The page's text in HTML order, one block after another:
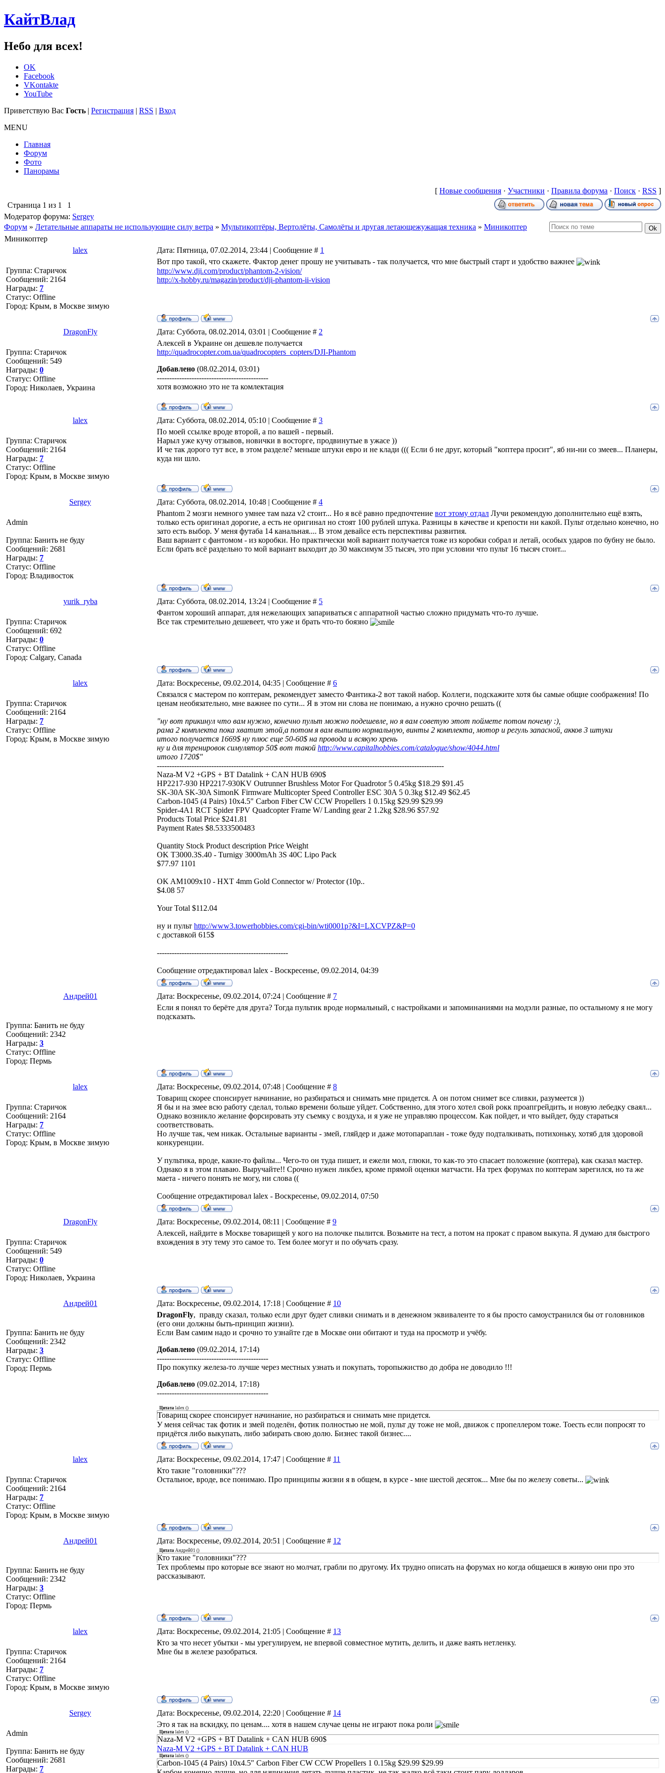
КайтВлад
Небо для всех!
OK
Facebook
VKontakte
YouTube
Приветствую Вас Гость | Регистрация | RSS | Вход
MENU
Главная
Форум
Фото
Панорамы
[ Новые сообщения · Участники · Правила форума · Поиск · RSS ]
Страница 1 из 1
1
Модератор форума: Sergey
Форум » Летательные аппараты не использующие силу ветра » Мультикоптёры, Вертолёты, Самолёты и другая летающежужащая техника » Миникоптер
Миникоптер
lalex
Дата: Пятница, 07.02.2014, 23:44 | Сообщение # 1
Группа: Старичок
Сообщений: 2164
Награды: 7
Статус: Offline
Город: Крым, в Москве зимую
Вот про такой, что скажете. Фактор денег прошу не учитывать - так получается, что мне быстрый старт и удобство важнее
http://www.dji.com/product/phantom-2-vision/
http://x-hobby.ru/magazin/product/dji-phantom-ii-vision
DragonFly Дата: Суббота, 08.02.2014, 03:01 | Сообщение # 2
Группа: Старичок
Сообщений: 549
Награды: 0
Статус: Offline
Город: Николаев, Украина
Алексей в Украине он дешевле получается
http://quadrocopter.com.ua/quadrocopters_copters/DJI-Phantom
Добавлено (08.02.2014, 03:01)
---------------------------------------------
хотя возможно это не та комлектация
lalex Дата: Суббота, 08.02.2014, 05:10 | Сообщение # 3
Группа: Старичок
Сообщений: 2164
Награды: 7
Статус: Offline
Город: Крым, в Москве зимую
По моей ссылке вроде второй, а по вашей - первый.
Нарыл уже кучу отзывов, новички в восторге, продвинутые в ужасе ))
И че так дорого тут все, в этом разделе? меньше штуки евро и не клади ((( Если б не друг, который "коптера просит", яб ни-ни со змеев... Планеры,
куда ни шло.
Sergey Дата: Суббота, 08.02.2014, 10:48 | Сообщение # 4
Admin
Группа: Банить не буду
Сообщений: 2681
Награды: 7
Статус: Offline
Город: Владивосток
Phantom 2 мозги немного умнее там naza v2 стоит... Но я всё равно предпочтение вот этому отдал Лучи рекомендую дополнительно ещё взять,
только есть оригинал дорогие, а есть не оригинал но стоят 100 рублей штука. Разницы в качестве и крепости ни какой. Пульт отдельно конечно, но
зато есть выбор. У меня футаба 14 канальная.... В этом девайсе есть перспективы развития.
Ваш вариант с фантомом - из коробки. Но практически мой вариант получается тоже из коробки собрал и летай, особых ударов по бубну не было.
Если брать всё раздельно то мой вариант выходит до 30 максимум 35 тысяч, это при условии что пульт 16 тысяч стоит...
yurik_ryba Дата: Суббота, 08.02.2014, 13:24 | Сообщение # 5
Группа: Старичок
Сообщений: 692
Награды: 0
Статус: Offline
Город: Calgary, Canada
Фантом хороший аппарат, для нежелающих запариваться с аппаратной частью сложно придумать что-то лучше.
Все так стремительно дешевеет, что уже и брать что-то боязно
lalex Дата: Воскресенье, 09.02.2014, 04:35 | Сообщение # 6
Группа: Старичок
Сообщений: 2164
Награды: 7
Статус: Offline
Город: Крым, в Москве зимую
Связался с мастером по коптерам, рекомендует заместо Фантика-2 вот такой набор. Коллеги, подскажите хотя бы самые общие соображения! По
ценам необязательно, мне важнее по сути... Я в этом ни слова не понимаю, а нужно срочно решать ((
"ну вот прикинул что вам нужно, конечно пульт можно подешевле, но я вам советую этот поймете потом почему :),
рама 2 комплекта пока хватит этой,а потом я вам выпилю нормальную, винты 2 комплекта, мотор и регуль запасной, акков 3 штуки
итого получается 1669$ ну плюс еще 50-60$ на провода и всякую хрень
ну и для тренировок симулятор 50$ вот такой http://www.capitalhobbies.com/catalogue/show/4044.html
итого 1720$"
--------------------------------------------------------------------------------------------------------------------
Naza-M V2 +GPS + BT Datalink + CAN HUB 690$
HP2217-930 HP2217-930KV Outrunner Brushless Motor For Quadrotor 5 0.45kg $18.29 $91.45
SK-30A SK-30A SimonK Firmware Multicopter Speed Controller ESC 30A 5 0.3kg $12.49 $62.45
Carbon-1045 (4 Pairs) 10x4.5" Carbon Fiber CW CCW Propellers 1 0.15kg $29.99 $29.99
Spider-4A1 RCT Spider FPV Quadcopter Frame W/ Landing gear 2 1.2kg $28.96 $57.92
Products Total Price $241.81
Payment Rates $8.5333500483
Quantity Stock Product description Price Weight
OK T3000.3S.40 - Turnigy 3000mAh 3S 40C Lipo Pack
$77.97 1101
OK AM1009x10 - HXT 4mm Gold Connector w/ Protector (10p..
$4.08 57
Your Total $112.04
ну и пульт http://www3.towerhobbies.com/cgi-bin/wti0001p?&I=LXCVPZ&P=0
с доставкой 615$
-----------------------------------------------------
Сообщение отредактировал lalex - Воскресенье, 09.02.2014, 04:39
Андрей01 Дата: Воскресенье, 09.02.2014, 07:24 | Сообщение # 7
Группа: Банить не буду
Сообщений: 2342
Награды: 3
Статус: Offline
Город: Пермь
Если я понял то берёте для друга? Тогда пультик вроде нормальный, с настройками и запоминаниями на модэли разные, по остальному я не могу
подсказать.
lalex Дата: Воскресенье, 09.02.2014, 07:48 | Сообщение # 8
Группа: Старичок
Сообщений: 2164
Награды: 7
Статус: Offline
Город: Крым, в Москве зимую
Товарищ скорее спонсирует начинание, но разбираться и снимать мне придется. А он потом снимет все сливки, разумеется ))
Я бы и на змее всю работу сделал, только времени больше уйдет. Собственно, для этого хотел свой рокк проапгрейдить, и новую лебедку сваял...
Однако возникло желание форсировать эту съемку с воздуха, и я уже не управляю процессом. Как пойдет, и что выйдет, буду стараться
соответствовать.
Но лучше так, чем никак. Остальные варианты - змей, гляйдер и даже мотопараплан - тоже буду подталкивать, потихоньку, хотяб для здоровой
конкуренции.
У пультика, вроде, какие-то файлы... Чего-то он туда пишет, и ежели мол, глюки, то как-то это спасает положение (коптера), как сказал мастер.
Однако я в этом плаваю. Выручайте!! Срочно нужен ликбез, кроме прямой оценки матчасти. На трех форумах по коптерам зарегился, но та же
маета - ничего понять не могу, ни слова ((
Сообщение отредактировал lalex - Воскресенье, 09.02.2014, 07:50
DragonFly Дата: Воскресенье, 09.02.2014, 08:11 | Сообщение # 9
Группа: Старичок
Сообщений: 549
Награды: 0
Статус: Offline
Город: Николаев, Украина
Алексей, найдите в Москве товарищей у кого на полочке пылится. Возьмите на тест, а потом на прокат с правом выкупа. Я думаю для быстрого
вхождения в эту тему это самое то. Тем более могут и по обучать сразу.
Андрей01 Дата: Воскресенье, 09.02.2014, 17:18 | Сообщение # 10
Группа: Банить не буду
Сообщений: 2342
Награды: 3
Статус: Offline
Город: Пермь
DragonFly, правду сказал, только если друг будет сливки снимать и в денежном эквиваленте то я бы просто самоустранился бы от головников
(его они должны быть-принцип жизни).
Если Вам самим надо и срочно то узнайте где в Москве они обитают и туда на просмотр и учёбу.
Добавлено (09.02.2014, 17:14)
---------------------------------------------
Про покупку железа-то лучше через местных узнать и покупать, торопыжиство до добра не доводило !!!
Добавлено (09.02.2014, 17:18)
---------------------------------------------
Цитата lalex ()
Товарищ скорее спонсирует начинание, но разбираться и снимать мне придется.
У меня сейчас так фотик и змей поделён, фотик полностью не мой, пульт ду тоже не мой, движок с пропеллером тоже. Тоесть если попросят то
придётся либо выкупать, либо забирать свою долю. Бизнес такой бизнес....
lalex Дата: Воскресенье, 09.02.2014, 17:47 | Сообщение # 11
Группа: Старичок
Сообщений: 2164
Награды: 7
Статус: Offline
Город: Крым, в Москве зимую
Кто такие "головники"???
Остальное, вроде, все понимаю. Про принципы жизни я в общем, в курсе - мне шестой десяток... Мне бы по железу советы...
Андрей01 Дата: Воскресенье, 09.02.2014, 20:51 | Сообщение # 12
Группа: Банить не буду
Сообщений: 2342
Награды: 3
Статус: Offline
Город: Пермь
Цитата Андрей01 ()
Кто такие "головники"???
Тех проблемы про которые все знают но молчат, грабли по другому. Их трудно описать на форумах но когда общаешся в живую они про это
рассказывают.
lalex Дата: Воскресенье, 09.02.2014, 21:05 | Сообщение # 13
Группа: Старичок
Сообщений: 2164
Награды: 7
Статус: Offline
Город: Крым, в Москве зимую
Кто за что несет убытки - мы урегулируем, не впервой совместное мутить, делить, и даже ваять нетленку.
Мне бы в железе разобраться.
Sergey Дата: Воскресенье, 09.02.2014, 22:20 | Сообщение # 14
Admin
Группа: Банить не буду
Сообщений: 2681
Награды: 7
Это я так на вскидку, по ценам.... хотя в нашем случае цены не играют пока роли
Цитата lalex ()
Naza-M V2 +GPS + BT Datalink + CAN HUB 690$
Naza-M V2 +GPS + BT Datalink + CAN HUB
Цитата lalex ()
Carbon-1045 (4 Pairs) 10x4.5" Carbon Fiber CW CCW Propellers 1 0.15kg $29.99 $29.99